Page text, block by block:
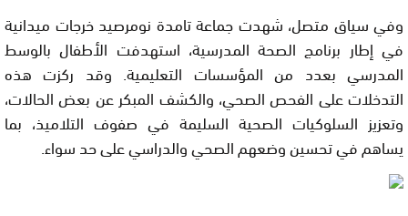
وفي سياق متصل، شهدت جماعة تامدة نومرصيد خرجات ميدانية
في إطار برنامج الصحة المدرسية، استهدفت الأطفال بالوسط
المدرسي بعدد من المؤسسات التعليمية. وقد ركزت هذه
التدخلات على الفحص الصحي، والكشف المبكر عن بعض الحالات،
وتعزيز السلوكيات الصحية السليمة في صفوف التلاميذ، بما
يساهم في تحسين وضعهم الصحي والدراسي على حد سواء.